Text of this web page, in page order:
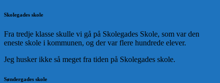
Skolegades skole
Fra tredje klasse skulle vi gå på Skolegades Skole, som var den
eneste skole i kommunen, og der var flere hundrede elever.
Jeg husker ikke så meget fra tiden på Skolegades skole.
Søndergades skole